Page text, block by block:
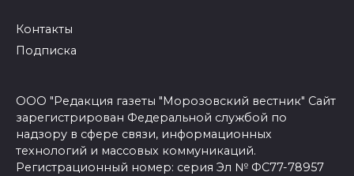
Контакты
Подписка
ООО "Редакция газеты "Морозовский вестник" Сайт
зарегистрирован Федеральной службой по
надзору в сфере связи, информационных
технологий и массовых коммуникаций.
Регистрационный номер: серия Эл № ФС77-78957